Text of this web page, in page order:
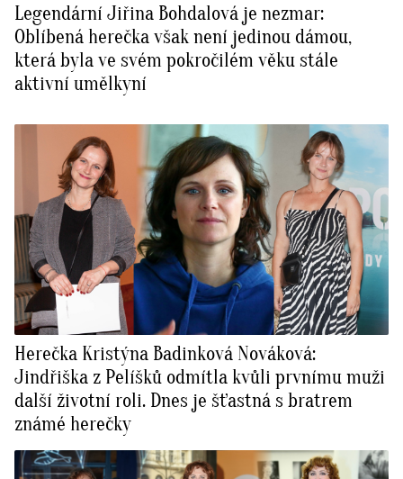
Legendární Jiřina Bohdalová je nezmar:
Oblíbená herečka však není jedinou dámou,
která byla ve svém pokročilém věku stále
aktivní umělkyní
Herečka Kristýna Badinková Nováková:
Jindřiška z Pelíšků odmítla kvůli prvnímu muži
další životní roli. Dnes je šťastná s bratrem
známé herečky